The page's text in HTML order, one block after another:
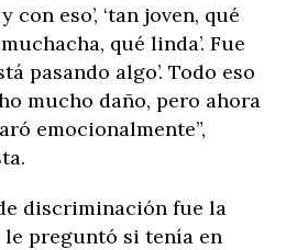
con eso’, ‘tan joven, qué
qué linda’. Fue
pasando algo’. Todo eso
mucho daño, pero ahora
emocionalmente”,
discriminación fue la
le preguntó si tenía en